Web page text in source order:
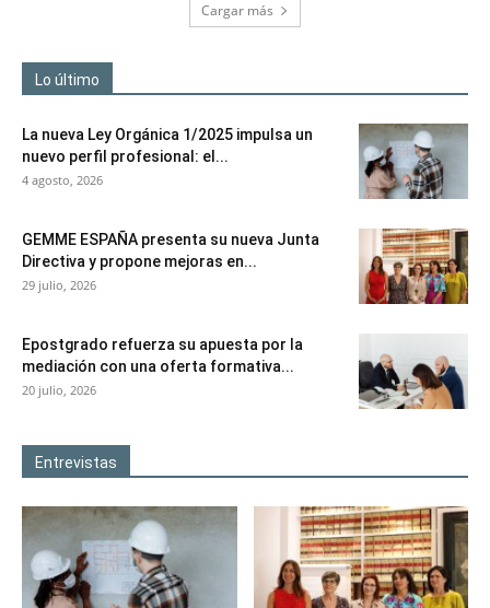
Cargar más
Lo último
La nueva Ley Orgánica 1/2025 impulsa un
nuevo perfil profesional: el...
4 agosto, 2026
GEMME ESPAÑA presenta su nueva Junta
Directiva y propone mejoras en...
29 julio, 2026
Epostgrado refuerza su apuesta por la
mediación con una oferta formativa...
20 julio, 2026
Entrevistas